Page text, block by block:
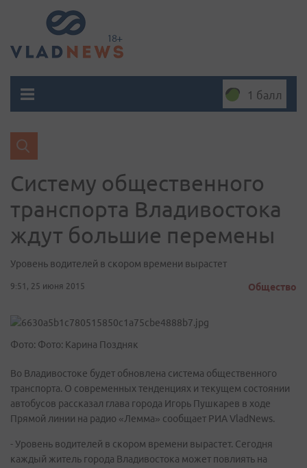
1 балл
Систему общественного
транспорта Владивостока
ждут большие перемены
Уровень водителей в скором времени вырастет
9:51, 25 июня 2015 Общество
Фото: Фото: Карина Поздняк
Во Владивостоке будет обновлена система общественного
транспорта. О современных тенденциях и текущем состоянии
автобусов рассказал глава города Игорь Пушкарев в ходе
Прямой линии на радио «Лемма» сообщает РИА VladNews.
- Уровень водителей в скором времени вырастет. Сегодня
каждый житель города Владивостока может повлиять на